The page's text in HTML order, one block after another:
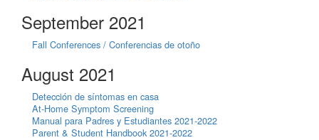
September 2021
Fall Conferences / Conferencias de otoño
August 2021
Detección de síntomas en casa
At-Home Symptom Screening
Manual para Padres y Estudiantes 2021-2022
Parent & Student Handbook 2021-2022